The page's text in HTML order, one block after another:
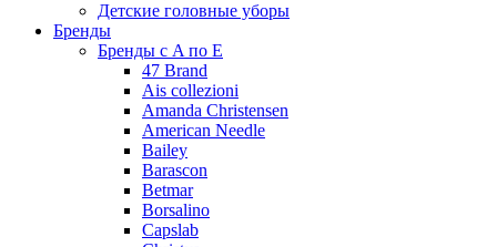
Детские головные уборы
Бренды
Бренды с A по E
47 Brand
Ais collezioni
Amanda Christensen
American Needle
Bailey
Barascon
Betmar
Borsalino
Capslab